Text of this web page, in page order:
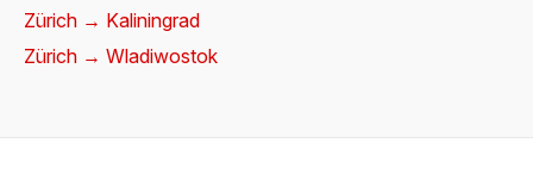
Zürich → Kaliningrad
Zürich → Wladiwostok